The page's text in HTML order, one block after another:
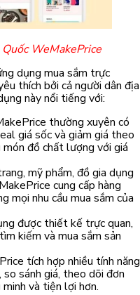
WeMakePrice
dụng mua sắm trực
thích bởi cả người dân địa
này nổi tiếng với:
thường xuyên có
giá sốc và giảm giá theo
món đồ chất lượng với giá
mỹ phẩm, đồ gia dụng
cung cấp hàng
mọi nhu cầu mua sắm của
được thiết kế trực quan,
kiếm và mua sắm sản
tích hợp nhiều tính năng
so sánh giá, theo dõi đơn
và tiện lợi hơn.